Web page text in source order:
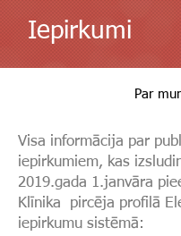
Iepirkumi
Par
Visa informācija par
iepirkumiem, kas
2019.gada 1.janvāra
Klīnika pircēja profilā
iepirkumu sistēmā: